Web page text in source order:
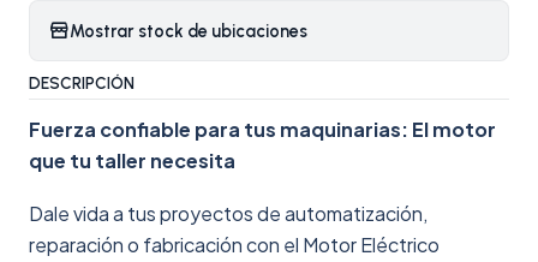
Mostrar stock de ubicaciones
DESCRIPCIÓN
Fuerza confiable para tus maquinarias: El motor
que tu taller necesita
Dale vida a tus proyectos de automatización,
reparación o fabricación con el Motor Eléctrico